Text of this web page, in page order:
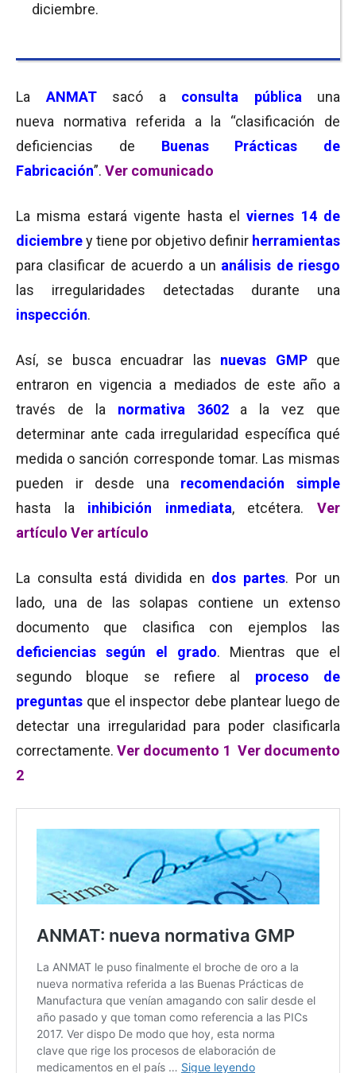
diciembre.
La ANMAT sacó a consulta pública una
nueva normativa referida a la “clasificación de
deficiencias de Buenas Prácticas de
Fabricación”. Ver comunicado
La misma estará vigente hasta el
viernes 14 de
diciembrey tiene por objetivo definir herramientas
para clasificar de acuerdo a un análisis de riesgo
las irregularidades detectadas durante una
inspección.
Así, se busca encuadrar las nuevas GMP que
entraron en vigencia a mediados de este año a
través de la normativa 3602a la vez que
determinar ante cada irregularidad específica qué
medida o sanción corresponde tomar. Las mismas
pueden ir desde una recomendación simple
hasta la inhibición inmediata, etcétera.Ver
artículo Ver artículo
La consulta está dividida en dos partes. Por un
lado, una de las solapas contiene un extenso
documento que clasifica con ejemplos las
deficiencias según el grado. Mientras que el
segundo bloque se refiere al
proceso de
preguntas que el inspector debe plantear luego de
detectar una irregularidad para poder clasificarla
correctamente.Ver documento 1 Ver documento
2